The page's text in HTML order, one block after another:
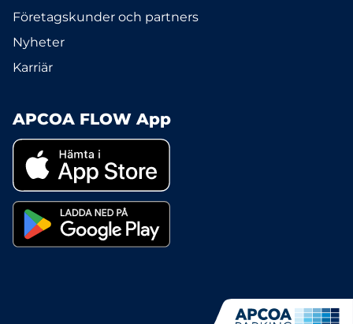
Företagskunder och partners
Nyheter
Karriär
APCOA FLOW App